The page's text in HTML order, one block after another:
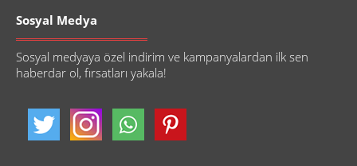
Sosyal Medya
Sosyal medyaya özel indirim ve kampanyalardan ilk sen
haberdar ol, fırsatları yakala!